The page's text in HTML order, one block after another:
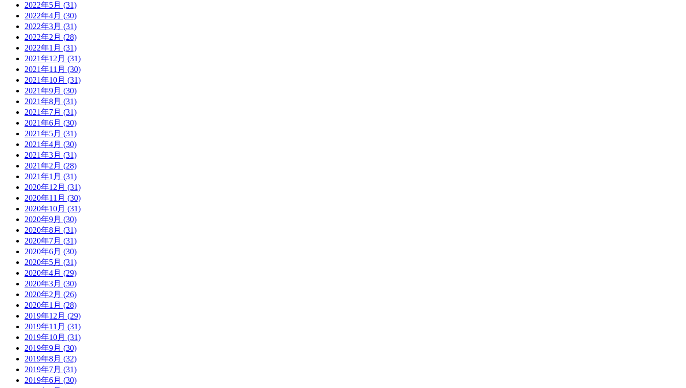
2022年5月 (31)
2022年4月 (30)
2022年3月 (31)
2022年2月 (28)
2022年1月 (31)
2021年12月 (31)
2021年11月 (30)
2021年10月 (31)
2021年9月 (30)
2021年8月 (31)
2021年7月 (31)
2021年6月 (30)
2021年5月 (31)
2021年4月 (30)
2021年3月 (31)
2021年2月 (28)
2021年1月 (31)
2020年12月 (31)
2020年11月 (30)
2020年10月 (31)
2020年9月 (30)
2020年8月 (31)
2020年7月 (31)
2020年6月 (30)
2020年5月 (31)
2020年4月 (29)
2020年3月 (30)
2020年2月 (26)
2020年1月 (28)
2019年12月 (29)
2019年11月 (31)
2019年10月 (31)
2019年9月 (30)
2019年8月 (32)
2019年7月 (31)
2019年6月 (30)